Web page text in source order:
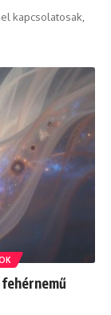
kapcsolatosak,